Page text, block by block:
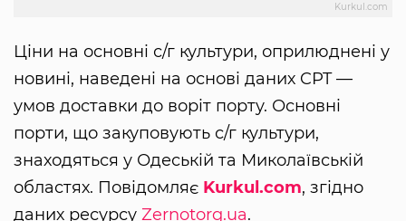
Kurkul.com
Ціни на основні с/г культури, оприлюднені у
новині, наведені на основі даних CPT —
умов доставки до воріт порту. Основні
порти, що закуповують с/г культури,
знаходяться у Одеській та Миколаївській
областях. Повідомляє Kurkul.com, згідно
даних ресурсу Zernotorg.ua.